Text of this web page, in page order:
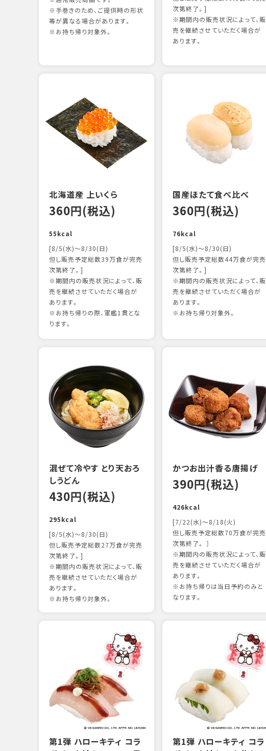
※手巻きのため、ご提供時の形状
等が異なる場合があります。
※お持ち帰り対象外。
次第終了。]
※期間内の販売状況によって、販
売を継続させていただく場合が
あります。
北海道産 上いくら
360円(税込)
55kcal
[8/5(水)～8/30(日)
但し販売予定総数39万食が完売
次第終了。]
※期間内の販売状況によって、販
売を継続させていただく場合が
あります。
※お持ち帰りの際、軍艦1貫とな
ります。
国産ほたて食べ比べ
360円(税込)
76kcal
[8/5(水)～8/30(日)
但し販売予定総数44万食が完売
次第終了。]
※期間内の販売状況によって、販
売を継続させていただく場合が
あります。
※お持ち帰り対象外。
混ぜて冷やす とり天おろ
しうどん
430円(税込)
295kcal
[8/5(水)～8/30(日)
但し販売予定総数27万食が完売
次第終了。]
※期間内の販売状況によって、販
売を継続させていただく場合が
あります。
※お持ち帰り対象外。
かつお出汁香る唐揚げ
390円(税込)
426kcal
[7/22(水)～8/18(火)
但し販売予定総数70万食が完売
次第終了。 ］
※期間内の販売状況によって、販
売を継続させていただく場合が
あります。
※お持ち帰りは当日予約のみと
なります。
第1弾 ハローキティ コラ
第1弾 ハローキティ コラ